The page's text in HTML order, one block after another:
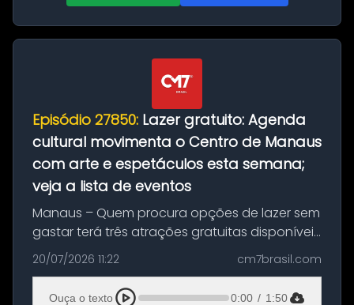
Episódio 27850: Lazer gratuito: Agenda
cultural movimenta o Centro de Manaus
com arte e espetáculos esta semana;
veja a lista de eventos
Manaus – Quem procura opções de lazer sem
gastar terá três atrações gratuitas disponíveis
entre esta segunda-feira (20) e quinta-feira
(23). A programação inclui uma exposição
dedicada à história das ...
20/07/2026 11:22 cm7brasil.com
Ouça o texto 0:00 / 1:50